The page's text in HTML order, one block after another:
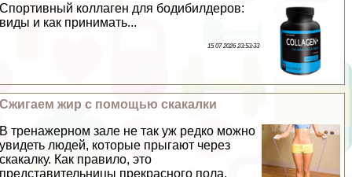
Спортивный коллаген для бодибилдеров:
виды и как принимать...
15 07 2026 23:53:33
Сжигаем жир с помощью скакалки
В тренажерном зале не так уж редко можно
увидеть людей, которые прыгают через
скакалку. Как правило, это
представительницы прекрасного пола.